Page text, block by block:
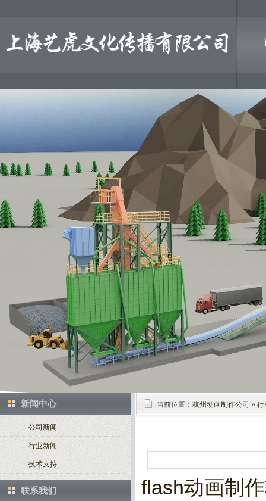
新闻中心
公司新闻
行业新闻
技术支持
联系我们
当前位置： 杭州动画制作公司 » 行
flash动画制